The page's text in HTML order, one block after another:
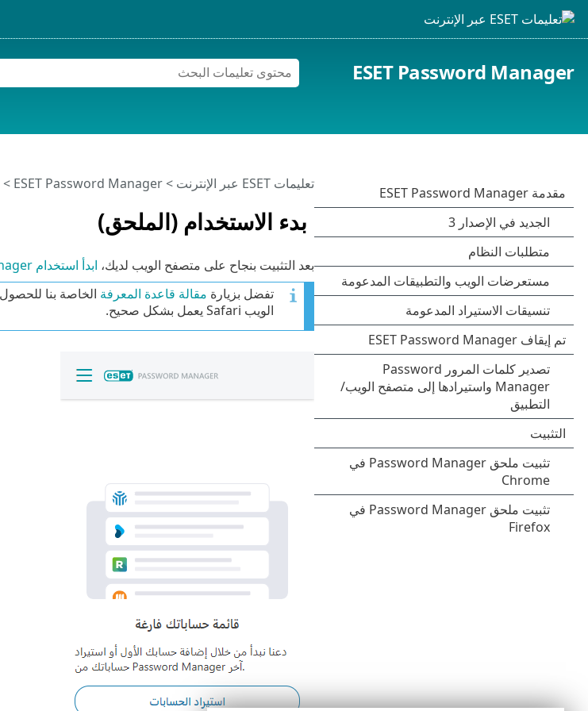
ESET Password Manager
بدء الاستخدام (الملحق)
تعليمات ESET عبر الإنترنت >
ESET Password Manager
>
بعد التثبيت بنجاح على متصفح الويب لديك، ابدأ استخدام Password Manager
تفضل بزيارة مقالة قاعدة المعرفة
الويب Safari يعمل بشكل صحيح.